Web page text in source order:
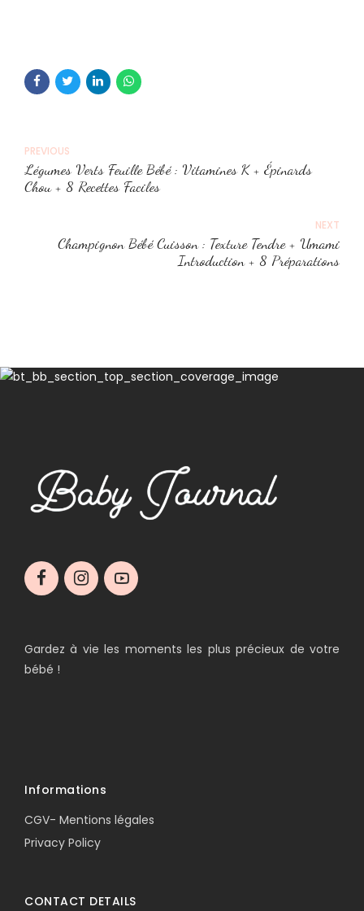
PREVIOUS
Légumes Verts Feuille Bébé : Vitamines K + Épinards
Chou + 8 Recettes Faciles
NEXT
Champignon Bébé Cuisson : Texture Tendre + Umami
Introduction + 8 Préparations
Gardez à vie les moments les plus précieux de votre
bébé !
Informations
CGV- Mentions légales
Privacy Policy
CONTACT DETAILS